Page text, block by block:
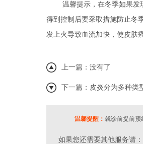
温馨提示，在冬季如果发
得到控制后要采取措施防止冬
发上火导致血流加快，使皮肤
上一篇：没有了
下一篇： 皮炎分为多种类
温馨提醒： 就诊前提前预
如果您还需要其他服务请：